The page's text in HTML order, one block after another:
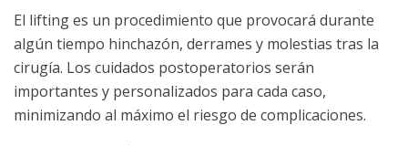
El lifting es un procedimiento que provocará durante
algún tiempo hinchazón, derrames y molestias tras la
cirugía. Los cuidados postoperatorios serán
importantes y personalizados para cada caso,
minimizando al máximo el riesgo de complicaciones.